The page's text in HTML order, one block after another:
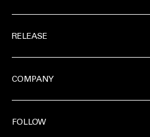
RELEASE
COMPANY
FOLLOW